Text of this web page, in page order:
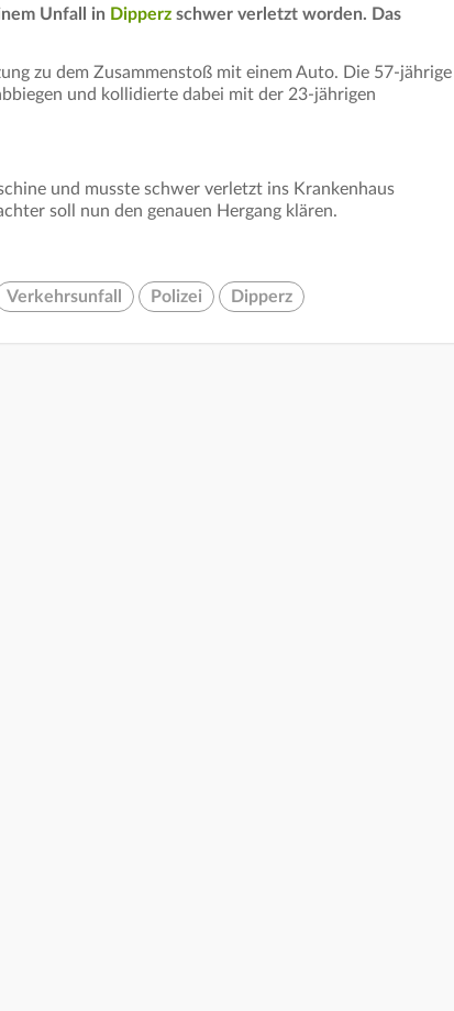
Unfall in Dipperz schwer verletzt worden. Das
zu dem Zusammenstoß mit einem Auto. Die 57-jährige
und kollidierte dabei mit der 23-jährigen
und musste schwer verletzt ins Krankenhaus
soll nun den genauen Hergang klären.
Verkehrsunfall Polizei Dipperz